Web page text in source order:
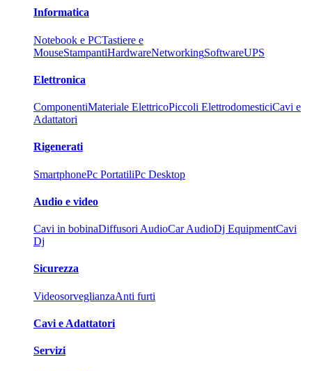
Informatica
Notebook e PCTastiere e
MouseStampantiHardwareNetworkingSoftwareUPS
Elettronica
ComponentiMateriale ElettricoPiccoli ElettrodomesticiCavi e
Adattatori
Rigenerati
SmartphonePc PortatiliPc Desktop
Audio e video
Cavi in bobinaDiffusori AudioCar AudioDj EquipmentCavi
Dj
Sicurezza
VideosorveglianzaAnti furti
Cavi e Adattatori
Servizi